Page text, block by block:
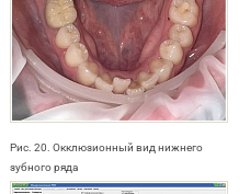
Рис. 20. Окклюзионный вид нижнего
зубного ряда